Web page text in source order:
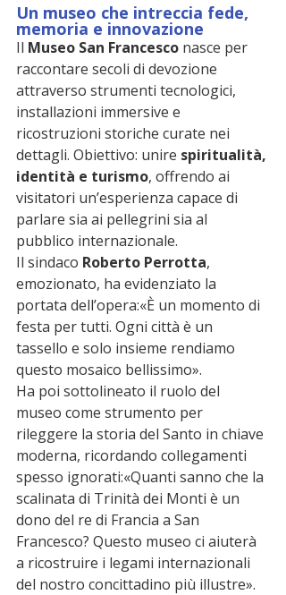
Un museo che intreccia fede,
memoria e innovazione
Il Museo San Francesco nasce per
raccontare secoli di devozione
attraverso strumenti tecnologici,
installazioni immersive e
ricostruzioni storiche curate nei
dettagli. Obiettivo: unire spiritualità,
identità e turismo, offrendo ai
visitatori un’esperienza capace di
parlare sia ai pellegrini sia al
pubblico internazionale.
Il sindaco Roberto Perrotta,
emozionato, ha evidenziato la
portata dell’opera:«È un momento di
festa per tutti. Ogni città è un
tassello e solo insieme rendiamo
questo mosaico bellissimo».
Ha poi sottolineato il ruolo del
museo come strumento per
rileggere la storia del Santo in chiave
moderna, ricordando collegamenti
spesso ignorati:«Quanti sanno che la
scalinata di Trinità dei Monti è un
dono del re di Francia a San
Francesco? Questo museo ci aiuterà
a ricostruire i legami internazionali
del nostro concittadino più illustre».